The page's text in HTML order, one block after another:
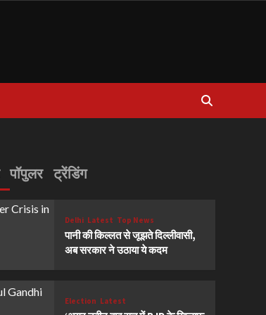
पॉपुलर ट्रेंडिंग
Delhi Latest Top News
पानी की किल्लत से जूझते दिल्लीवासी,
अब सरकार ने उठाया ये कदम
Election Latest